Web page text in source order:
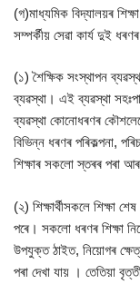
(গ)মাধ্যমিক বিদ্যালয়ৰ
সম্পৰ্কীয় সেৱা কাৰ্য দুই
(১) শৈক্ষিক সংস্থাপন
ব্যৱস্থা। এই ব্যৱস্থা
ব্যৱস্থা কোনোধৰণৰ
বিভিন্ন ধৰণৰ পৰিকল্পনা,
শিক্ষাৰ সকলো স্তৰৰ পৰা
(২) শিক্ষার্থীসকলে শিক্ষা
পৰে। সকলো ধৰণৰ শিক্ষা
উপযুক্ত ঠাইত, নিয়োগৰ
পৰা দেখা যায় । তেতিয়া